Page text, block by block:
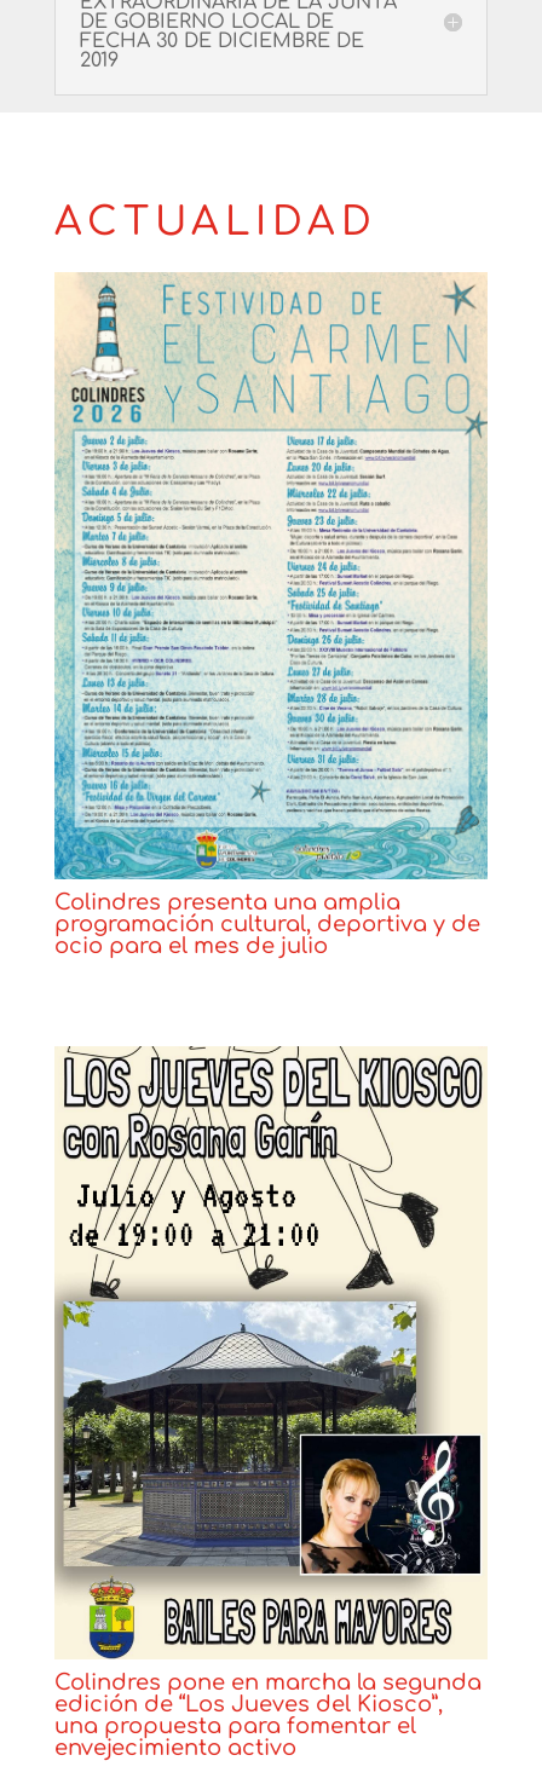
DE GOBIERNO LOCAL DE
FECHA 30 DE DICIEMBRE DE
2019
ACTUALIDAD
Colindres presenta una amplia
programación cultural, deportiva y de
ocio para el mes de julio
Colindres pone en marcha la segunda
edición de “Los Jueves del Kiosco”,
una propuesta para fomentar el
envejecimiento activo